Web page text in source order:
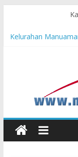
Hasil KKN
Desa Desa, Tak
Pengadaan Kapal
TNI AL Hadapi
Cahaya
Edukasi
Honda AT Family